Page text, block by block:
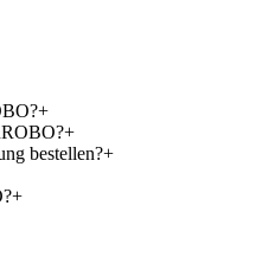
+
+
bestellen?+
+